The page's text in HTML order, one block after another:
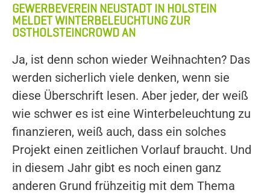
GEWERBEVEREIN NEUSTADT IN HOLSTEIN
MELDET WINTERBELEUCHTUNG ZUR
OSTHOLSTEINCROWD AN
Ja, ist denn schon wieder Weihnachten? Das
werden sicherlich viele denken, wenn sie
diese Überschrift lesen. Aber jeder, der weiß
wie schwer es ist eine Winterbeleuchtung zu
finanzieren, weiß auch, dass ein solches
Projekt einen zeitlichen Vorlauf braucht. Und
in diesem Jahr gibt es noch einen ganz
anderen Grund frühzeitig mit dem Thema